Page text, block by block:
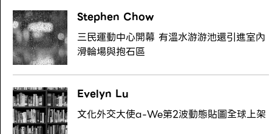
Stephen Chow
三民運動中心開幕 有溫水游游池還引進室內
滑輪場與抱石區
Evelyn Lu
文化外交大使a-We第2波動態貼圖全球上架